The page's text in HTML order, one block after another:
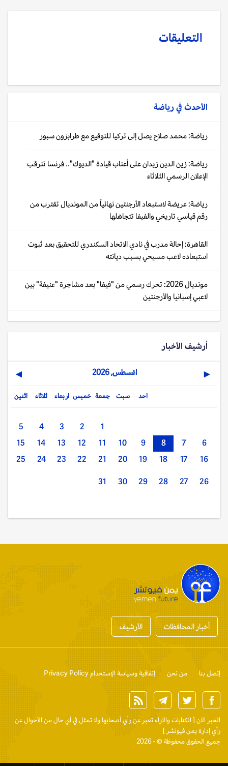
التعليقات
الأحدث فيرياضة
رياضة: محمد صلاح يصل إلى تركيا للتوقيع مع طرابزون سبور
رياضة: زين الدين زيدان على أعتاب قيادة "الديوك".. فرنسا تترقب
الإعلان الرسمي الثلاثاء
رياضة: عريضة لاستبعاد الأرجنتين نهائياً من المونديال تقترب من
رقم قياسي تاريخي والفيفا تتجاهلها
القاهرة: إحالة مدرب في نادي الاتحاد السكندري للتحقيق بعد ثبوت
استبعاده لاعب مسيحي بسبب ديانته
مونديال 2026: تحرك رسمي من "فيفا" بعد مشاجرة "عنيفة" بين
لاعبي إسبانيا والأرجنتين
أرشيف الأخبار
◀ اغسطس, 2026 ▶
اثنين ثلاثاء اربعاء خميس جمعة سبت احد
1
2
3
4
5
6
7
8
9
10
11
12
13
14
15
16
17
18
19
20
21
22
23
24
25
26
27
28
29
30
31
أخبار المحافظات الأرشيف
إتصل بنا من نحن إتفاقية وسياسة الإستخدام Privacy Policy
الخبر الآن [ الكتابات والآراء تعبر عن رأي أصحابها ولا تمثل في أي حال من الأحوال عن
رأي إدارة يمن فيوتشر ]
جميع الحقوق محفوظة © - 2026